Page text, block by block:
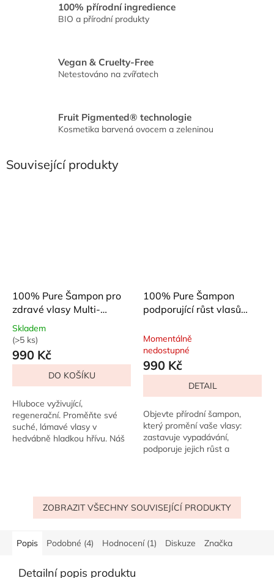
100% přírodní ingredience
BIO a přírodní produkty
Vegan & Cruelty-Free
Netestováno na zvířatech
Fruit Pigmented® technologie
Kosmetika barvená ovocem a zeleninou
Související produkty
100% Pure Šampon pro
zdravé vlasy Multi-
Vitamin 474 ml
Průměrné
hodnocení
produktu
5,0
z
5
hvězdiček.
Skladem
(>5 ks)
990 Kč
DO KOŠÍKU
Hluboce vyživující,
regenerační. Proměňte své
suché, lámavé vlasy v
hedvábně hladkou hřívu. Náš
100% Pure Šampon
podporující růst vlasů
Momentálně
nedostupné
990 Kč
DETAIL
Objevte přírodní šampon,
který promění vaše vlasy:
zastavuje vypadávání,
podporuje jejich růst a
ZOBRAZIT VŠECHNY SOUVISEJÍCÍ PRODUKTY
Popis Podobné (4) Hodnocení (1) Diskuze Značka
Detailní popis produktu